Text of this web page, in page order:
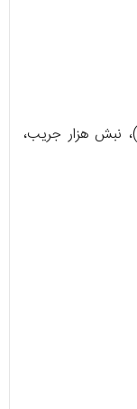
نبش هزار جریب،